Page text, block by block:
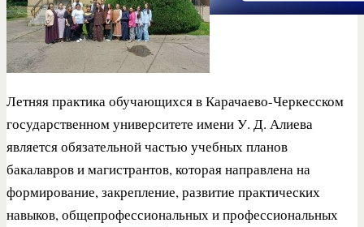
Летняя практика обучающихся в Карачаево-Черкесском
государственном университете имени У. Д. Алиева
является обязательной частью учебных планов
бакалавров и магистрантов, которая направлена на
формирование, закрепление, развитие практических
навыков, общепрофессиональных и профессиональных